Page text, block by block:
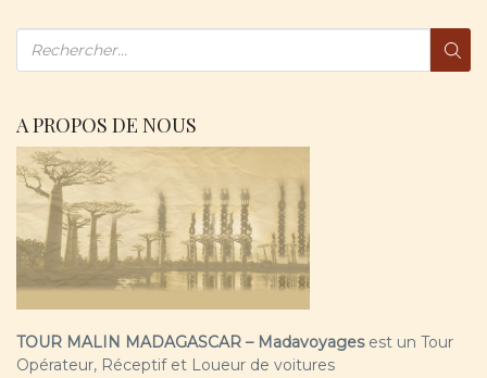
A PROPOS DE NOUS
TOUR MALIN MADAGASCAR – Madavoyagesest un Tour
Opérateur, Réceptif et Loueur de voitures